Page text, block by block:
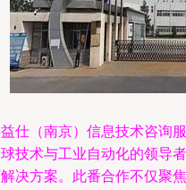
仕（南京）信息技术咨询
技术与工业自动化的领导
决方案。此番合作不仅聚